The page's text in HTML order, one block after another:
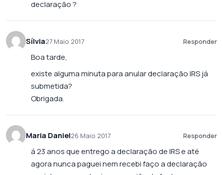
declaração ?
Sílvia27 Maio 2017 Responder
Boa tarde,
existe alguma minuta para anular declaração IRS já
submetida?
Obrigada.
Maria Daniel26 Maio 2017 Responder
á 23 anos que entrego a declaração de IRS e até
agora nunca paguei nem recebi faço a declaração